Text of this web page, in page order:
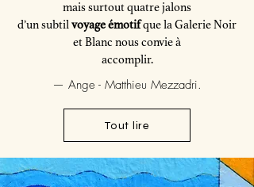
mais surtout quatre jalons
d’un subtilvoyage émotifque la Galerie Noir
et Blanc nous convie à
accomplir.
— Ange - Matthieu Mezzadri.
Tout lire